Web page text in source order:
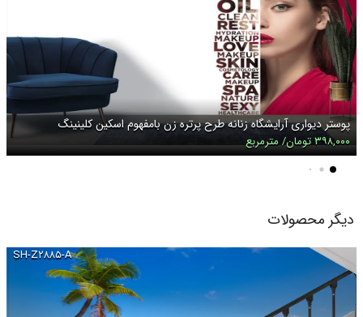
پوستر دیواری آرایشگاه زنانه طرح پرتره زن بامفهوم اسکین کلینینگ
۳۹۸,۰۰۰ تومان/ مترمربع
دیگر محصولات
SH-Z۲۸۸۵-A